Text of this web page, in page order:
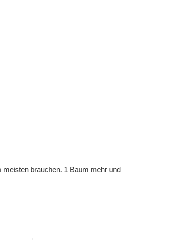
brauchen. 1 Baum mehr und